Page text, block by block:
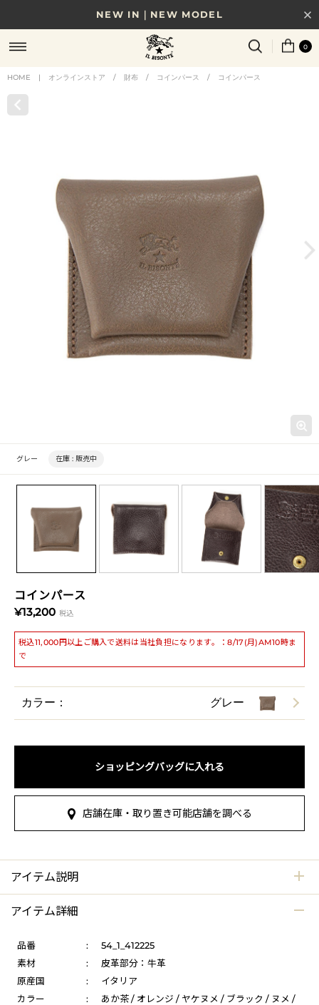
NEW IN｜NEW MODEL
8/17(月)10時まで｜税込11,000円以上で送料無料
贈る相手やシーンから選べる、新しいギフトガイド
0
HOME | オンラインストア / 財布 / コインパース / コインパース
コインパース
¥13,200 税込
税込11,000円以上ご購入で送料は当社負担になります。：8/17(月)AM10時ま
で
グレー 在庫 : 販売中
カラー： グレー
ショッピングバッグに入れる
店舗在庫・取り置き可能店舗を調べる
アイテム説明
アイテム詳細
品番 :
54_1_412225
素材
:
皮革部分：牛革
原産国
:
イタリア
カラー
:
あか茶 / オレンジ / ヤケヌメ / ブラック / ヌメ /